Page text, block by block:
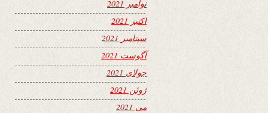
نوامبر 2021
اکتبر 2021
سپتامبر 2021
آگوست 2021
جولای 2021
ژوئن 2021
می 2021